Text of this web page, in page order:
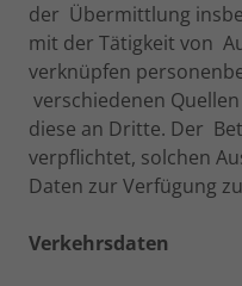
der Übermittlung
mit der Tätigkeit von
verknüpfen
verschiedenen
diese an Dritte. Der
verpflichtet, solchen
Daten zur Verfügung
Verkehrsdaten